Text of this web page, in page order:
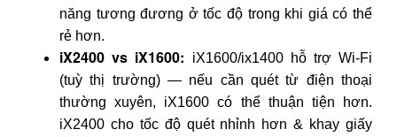
năng tương đương ở tốc độ trong khi giá có thể
rẻ hơn.
iX2400 vs iX1600: iX1600/ix1400 hỗ trợ Wi-Fi
(tuỳ thị trường) — nếu cần quét từ điện thoại
thường xuyên, iX1600 có thể thuận tiện hơn.
iX2400 cho tốc độ quét nhỉnh hơn & khay giấy